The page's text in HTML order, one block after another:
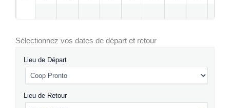
Sélectionnez vos dates de départ et retour
Lieu de Départ
Lieu de Retour